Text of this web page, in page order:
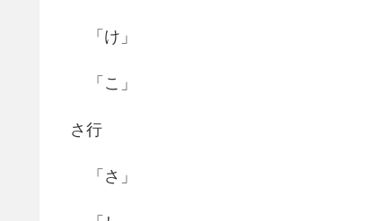
「け」
「こ」
さ行
「さ」